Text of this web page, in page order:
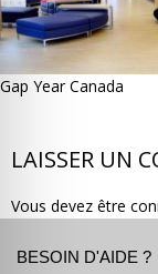
Gap Year Canada
LAISSER UN
Vous devez être
BESOIN D'AIDE ?
partir ?